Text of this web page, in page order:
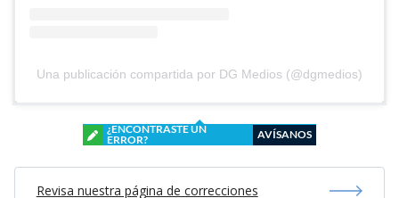
Una publicación compartida por DG Medios (@dgmedios)
¿ENCONTRASTE UN
ERROR?
AVÍSANOS
Revisa nuestra página de correcciones